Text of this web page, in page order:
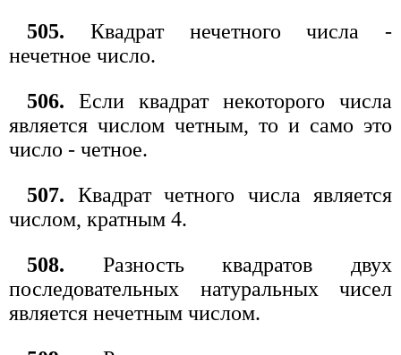
505. Квадрат нечетного числа -
нечетное число.
506. Если квадрат некоторого числа
является числом четным, то и само это
число - четное.
507. Квадрат четного числа является
числом, кратным 4.
508. Разность квадратов двух
последовательных натуральных чисел
является нечетным числом.